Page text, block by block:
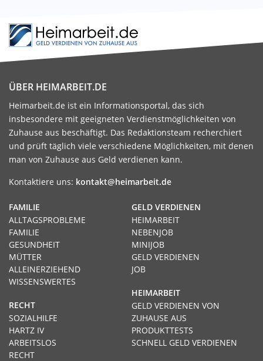
ÜBER HEIMARBEIT.DE
Heimarbeit.de ist ein Informationsportal, das sich
insbesondere mit geeigneten Verdienstmöglichkeiten von
Zuhause aus beschäftigt. Das Redaktionsteam recherchiert
und prüft täglich viele verschiedene Möglichkeiten, mit denen
man von Zuhause aus Geld verdienen kann.
Kontaktiere uns: kontakt@heimarbeit.de
GELD VERDIENEN
HEIMARBEIT
NEBENJOB
MINIJOB
GELD VERDIENEN
JOB
HEIMARBEIT
GELD VERDIENEN VON
ZUHAUSE AUS
PRODUKTTESTS
SCHNELL GELD VERDIENEN
FAMILIE
ALLTAGSPROBLEME
FAMILIE
GESUNDHEIT
MÜTTER
ALLEINERZIEHEND
WISSENSWERTES
RECHT
SOZIALHILFE
HARTZ IV
ARBEITSLOS
RECHT